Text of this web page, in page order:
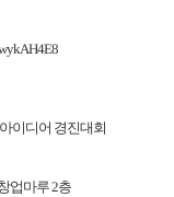
이디어 경진대회
업마루 2층